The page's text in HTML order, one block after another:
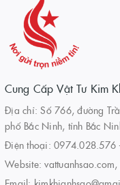
Cung Cấp Vật Tư Kim
Địa chỉ: Số 766, đường
phố Bắc Ninh, tỉnh Bắc
Điện thoại: 0974.028.576
Website: